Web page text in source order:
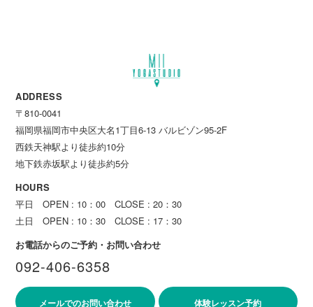
ADDRESS
〒810-0041
福岡県福岡市中央区大名1丁目6-13 バルビゾン95-2F
西鉄天神駅より徒歩約10分
地下鉄赤坂駅より徒歩約5分
HOURS
平日 OPEN : 10：00 CLOSE : 20：30
土日 OPEN : 10：30 CLOSE : 17：30
お電話からのご予約・お問い合わせ
092-406-6358
メールでのお問い合わせ 体験レッスン予約